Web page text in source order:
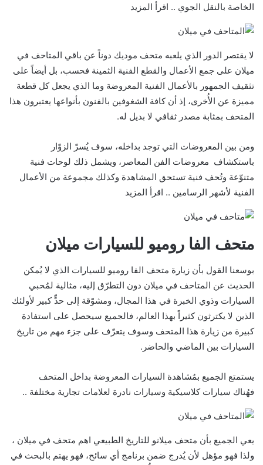
الخاصة بالنقل الجوي .. اقرأ المزيد
لا يقتصر الدور الذي يلعبه متحف موديك دوناً عن باقي المتاحف في
ميلان على جمع الأعمال والقطع الفنية الثمينة فحسب، بل أيضاً على
تثقيف الجمهور بالأعمال الفنية المعروضة وما الذي يجعل كل قطعة
مميزة عن الأُخرى، إذ أن كافة الشغوفين بالفنون بأنواعها يعتبرون هذا
المتحف بمثابة مصدر ثقافي لا بديل له.
ومن بين المعروضات التي توجد بداخله، سوف يُسرّ الزوّار
باستكشاف معروضات الفن المعاصر، ويشمل ذلك لوحات فنية
متنوّعة وتُحف فنية تستحق المشاهدة وكذلك مجموعة من الأعمال
الفنية لأشهر الرسامين .. اقرأ المزيد
متحف الفا روميو للسيارات ميلان
بوسعنا القول بأن زيارة متحف الفا روميو للسيارات الذي لا يُمكن
الحديث عن المتاحف في ميلان دون التطرّق إليه، مثالية لمُحبي
السيارات وذوي الخبرة في هذا المجال، ومشوّقة إلى حدٍّ كبير لأولئك
الذين لا يكترثون كثيراً بهذا العالم، فالجميع سيحصل على استفادة
كبيرة من زيارة هذا المتحف وسوف يتعرّف على جزء مهم من تاريخ
السيارات بين الماضي والحاضر.
يستمتع الجميع بمُشاهدة السيارات المعروضة بداخل المتحف
فهُناك سيارات كلاسيكية وسيارات نادرة لعلامات تجارية مختلفة ..
يعي الجميع بأن متحف ميلانو للتاريخ الطبيعي اهم متحف في ميلان ،
ولذا فهو مؤهل لأن يُدرج ضمن برنامج أي سائح، فهو يهتم بالبحث في